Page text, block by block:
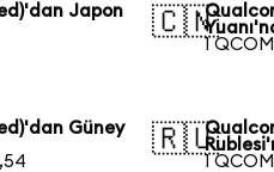
Japon
🇨🇳
1
Güney
🇷🇺
1